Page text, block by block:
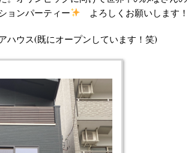
ョンパーティー
よろしくお願いします！
ハウス(既にオープンしています！笑)